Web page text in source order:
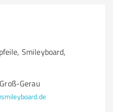
Smileyboard,
Gerau